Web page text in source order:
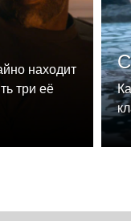
находит
три её